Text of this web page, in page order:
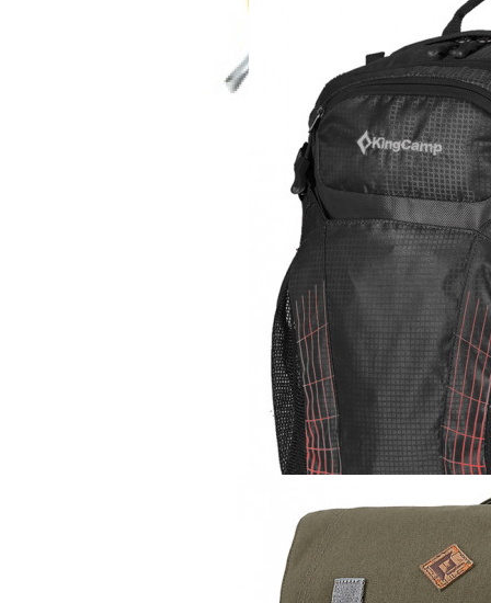
3 750 руб
KingCamp Speed
4 530 руб